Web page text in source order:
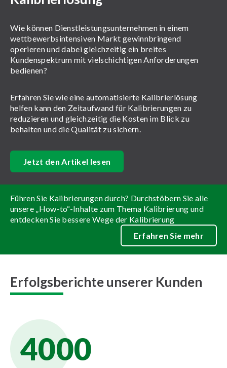
Wie können Dienstleistungsunternehmen in einem
wettbewerbsintensiven Markt gewinnbringend
operieren und dabei gleichzeitig ein breites
Kundenspektrum mit vielschichtigen Anforderungen
bedienen?
Erfahren Sie wie eine automatisierte Kalibrierlösung
helfen kann den Zeitaufwand für Kalibrierungen zu
reduzieren und gleichzeitig die Kosten im Blick zu
behalten und die Qualität zu sichern.
Jetzt den Artikel lesen
Führen Sie Kalibrierungen durch? Durchstöbern Sie alle
unsere „How-to“-Inhalte zum Thema Kalibrierung und
entdecken Sie bessere Wege der Kalibrierung
Erfahren Sie mehr
Erfolgsberichte unserer Kunden
4000